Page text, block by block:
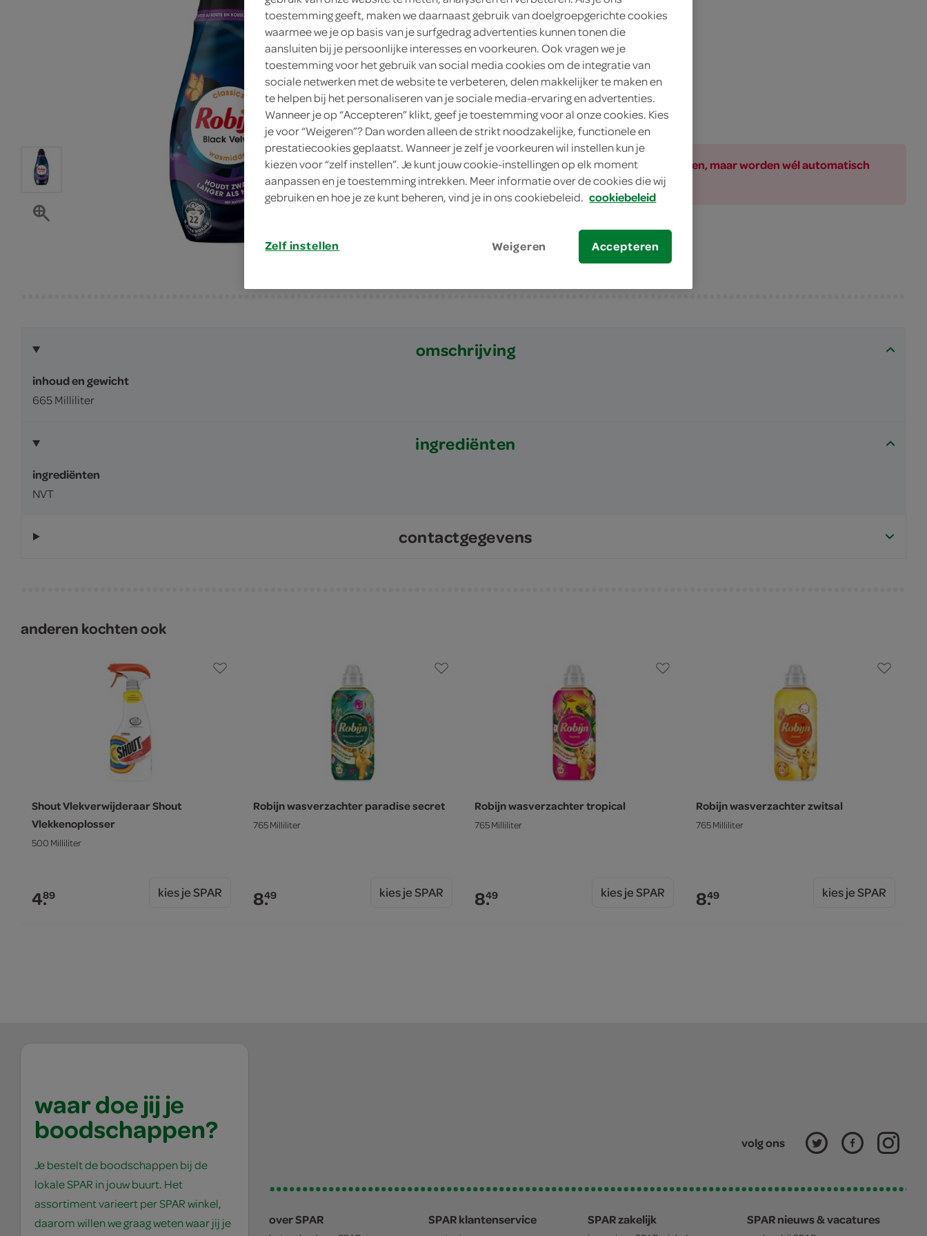
18.
99
665 Milliliter
in winkelmand
Let op: aanbiedingen zijn niet zichtbaar bij de producten, maar worden wél automatisch
verwerkt in de winkelmand.
omschrijving
inhoud en gewicht
665 Milliliter
ingrediënten
ingrediënten
NVT
contactgegevens
anderen kochten ook
Shout Vlekverwijderaar Shout
Vlekkenoplosser
500 Milliliter
4.89 kies je SPAR
Robijn wasverzachter paradise secret
765 Milliliter
8.49 kies je SPAR
Robijn wasverzachter tropical
765 Milliliter
8.49 kies je SPAR
Robijn wasverzachter zwitsal
765 Milliliter
8.49 kies je SPAR
waar doe jij je
boodschappen?
Je bestelt de boodschappen bij de
lokale SPAR in jouw buurt. Het
assortiment varieert per SPAR winkel,
daarom willen we graag weten waar jij je
volg ons
over SPAR SPAR klantenservice SPAR zakelijk SPAR nieuws & vacatures
toestemming geeft, maken we daarnaast gebruik van doelgroepgerichte cookies
waarmee we je op basis van je surfgedrag advertenties kunnen tonen die
aansluiten bij je persoonlijke interesses en voorkeuren. Ook vragen we je
toestemming voor het gebruik van social media cookies om de integratie van
sociale netwerken met de website te verbeteren, delen makkelijker te maken en
te helpen bij het personaliseren van je sociale media-ervaring en advertenties.
Wanneer je op “Accepteren” klikt, geef je toestemming voor al onze cookies. Kies
je voor “Weigeren”? Dan worden alleen de strikt noodzakelijke, functionele en
prestatiecookies geplaatst. Wanneer je zelf je voorkeuren wil instellen kun je
kiezen voor “zelf instellen”. Je kunt jouw cookie-instellingen op elk moment
aanpassen en je toestemming intrekken. Meer informatie over de cookies die wij
gebruiken en hoe je ze kunt beheren, vind je in ons cookiebeleid. cookiebeleid
Zelf instellen Weigeren Accepteren